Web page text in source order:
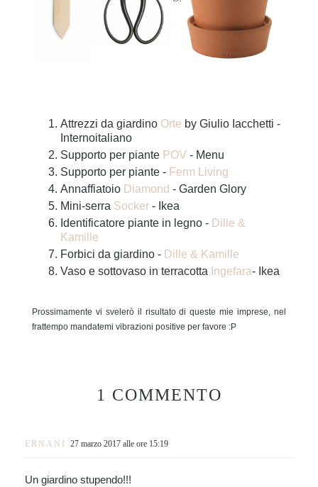
Attrezzi da giardino Orte by Giulio Iacchetti -
Internoitaliano
Supporto per piante POV - Menu
Supporto per piante - Ferm Living
Annaffiatoio Diamond - Garden Glory
Mini-serra Socker - Ikea
Identificatore piante in legno - Dille &
Kamille
Forbici da giardino - Dille & Kamille
Vaso e sottovaso in terracotta Ingefara- Ikea
Prossimamente vi svelerò il risultato di queste mie imprese, nel
frattempo mandatemi vibrazioni positive per favore :P
1 COMMENTO
ERNANI 27 marzo 2017 alle ore 15:19
Un giardino stupendo!!!